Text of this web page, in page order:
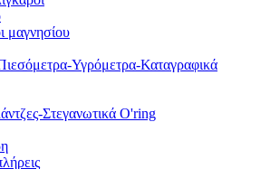
μαγνησίου
Υγρόμετρα-Καταγραφικά
Στεγανωτικά O'ring